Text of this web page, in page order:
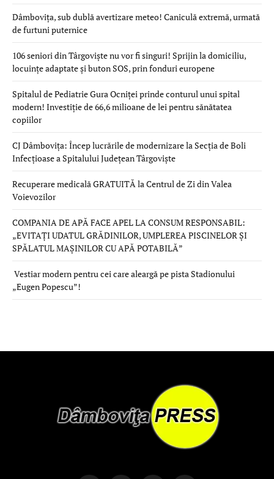
Dâmbovița, sub dublă avertizare meteo! Caniculă extremă, urmată
de furtuni puternice
106 seniori din Târgoviște nu vor fi singuri! Sprijin la domiciliu,
locuințe adaptate și buton SOS, prin fonduri europene
Spitalul de Pediatrie Gura Ocniței prinde conturul unui spital
modern! Investiție de 66,6 milioane de lei pentru sănătatea
copiilor
CJ Dâmbovița: Încep lucrările de modernizare la Secția de Boli
Infecțioase a Spitalului Județean Târgoviște
Recuperare medicală GRATUITĂ la Centrul de Zi din Valea
Voievozilor
COMPANIA DE APĂ FACE APEL LA CONSUM RESPONSABIL:
„EVITAȚI UDATUL GRĂDINILOR, UMPLEREA PISCINELOR ȘI
SPĂLATUL MAȘINILOR CU APĂ POTABILĂ”
Vestiar modern pentru cei care aleargă pe pista Stadionului
„Eugen Popescu”!